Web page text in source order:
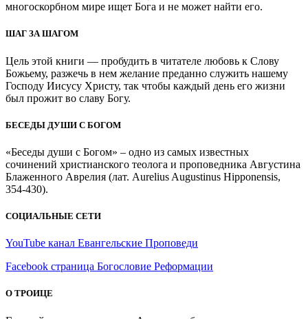
многоскорбном мире ищет Бога и не может найти его.
ШАГ ЗА ШАГОМ
Цель этой книги — пробудить в читателе любовь к Слову
Божьему, разжечь в нем желание преданно служить нашему
Господу Иисусу Христу, так чтобы каждый день его жизни
был прожит во славу Богу.
БЕСЕДЫ ДУШИ С БОГОМ
«Беседы души с Богом» – одно из самых известных
сочинений христианского теолога и проповедника Августина
Блаженного Аврелия (лат. Aurelius Augustinus Hipponensis,
354-430).
СОЦИАЛЬНЫЕ СЕТИ
YouTube канал Евангельские Проповеди
Facebook страница Богословие Реформации
О ТРОИЦЕ